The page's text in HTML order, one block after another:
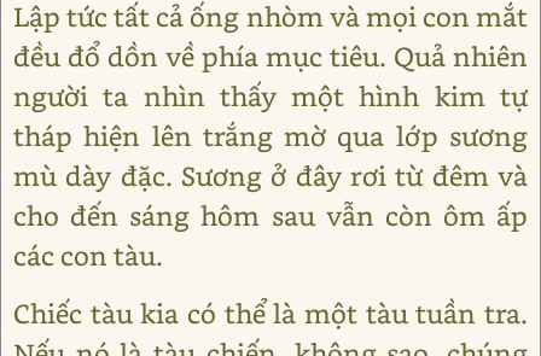
Lập tức tất cả ống nhòm và mọi con mắt
đều đổ dồn về phía mục tiêu. Quả nhiên
người ta nhìn thấy một hình kim tự
tháp hiện lên trắng mờ qua lớp sương
mù dày đặc. Sương ở đây rơi từ đêm và
cho đến sáng hôm sau vẫn còn ôm ấp
các con tàu.
Chiếc tàu kia có thể là một tàu tuần tra.